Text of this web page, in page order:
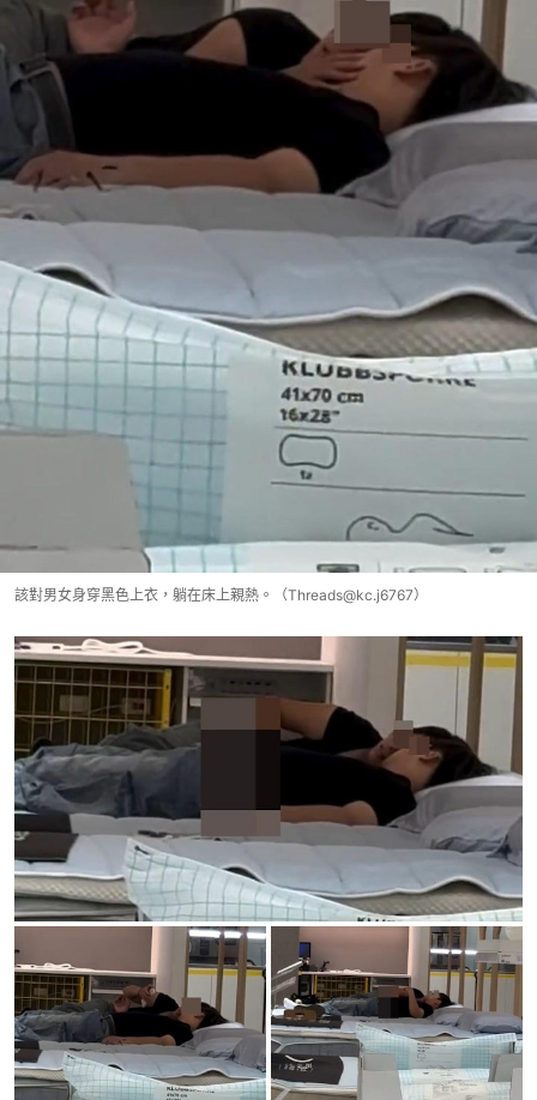
該對男女身穿黑色上衣，躺在床上親熱。（Threads@kc.j6767）